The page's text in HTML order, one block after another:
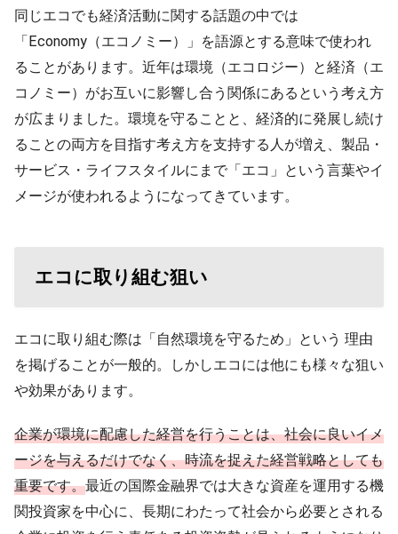
同じエコでも経済活動に関する話題の中では
「Economy（エコノミー）」を語源とする意味で使われ
ることがあります。近年は環境（エコロジー）と経済（エ
コノミー）がお互いに影響し合う関係にあるという考え方
が広まりました。環境を守ることと、経済的に発展し続け
ることの両方を目指す考え方を支持する人が増え、製品・
サービス・ライフスタイルにまで「エコ」という言葉やイ
メージが使われるようになってきています。
エコに取り組む狙い
エコに取り組む際は「自然環境を守るため」という 理由
を掲げることが一般的。しかしエコには他にも様々な狙い
や効果があります。
企業が環境に配慮した経営を行うことは、社会に良いイメ
ージを与えるだけでなく、時流を捉えた経営戦略としても
重要です。最近の国際金融界では大きな資産を運用する機
関投資家を中心に、長期にわたって社会から必要とされる